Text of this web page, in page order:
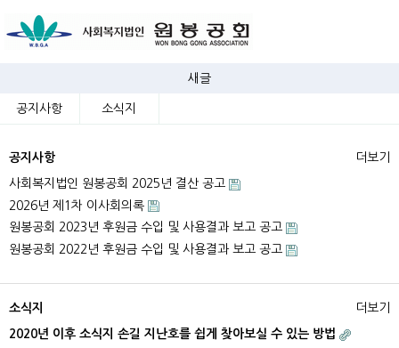
새글
공지사항 소식지
공지사항
사회복지법인 원봉공회 2025년 결산 공고
2026년 제1차 이사회의록
원봉공회 2023년 후원금 수입 및 사용결과 보고 공고
원봉공회 2022년 후원금 수입 및 사용결과 보고 공고
더보기
소식지
2020년 이후 소식지 손길 지난호를 쉽게 찾아보실 수 있는 방법
더보기